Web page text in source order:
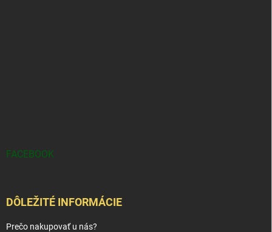
FACEBOOK
DÔLEŽITÉ INFORMÁCIE
Prečo nakupovať u nás?